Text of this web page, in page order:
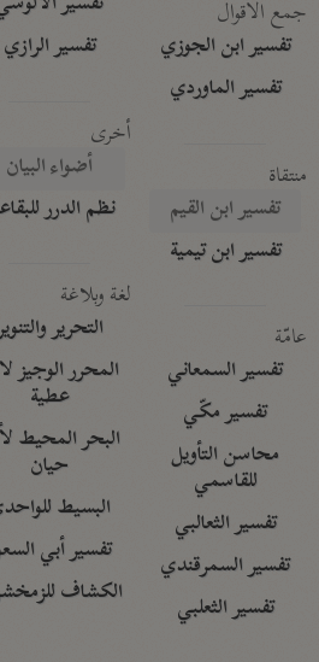
جمع الأقوال
تفسير ابن الجوزي
تفسير الماوردي
منتقاة
تفسير ابن القيم
تفسير ابن تيمية
عامّة
تفسير السمعاني
تفسير مكّي
محاسن التأويل
للقاسمي
تفسير الثعالبي
تفسير السمرقندي
تفسير الثعلبي
تفسير الرازي
أخرى
أضواء البيان
نظم الدرر
لغة وبلاغة
التحرير
المحرر الوجيز
عطية
البحر المحيط
حيان
البسيط
تفسير أبي
الكشاف